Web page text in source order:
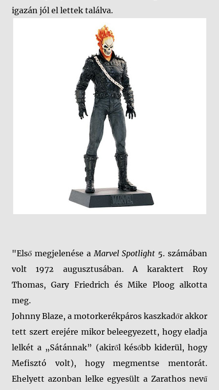
igazán jól el lettek találva.
"Első megjelenése aMarvel Spotlight 5. számában
volt 1972 augusztusában. A karaktert Roy
Thomas, Gary Friedrich és Mike Ploog alkotta
meg.
Johnny Blaze, a motorkerékpáros kaszkadőr akkor
tett szert erejére mikor beleegyezett, hogy eladja
lelkét a „Sátánnak” (akiről később kiderül, hogy
Mefisztó volt), hogy megmentse mentorát.
Ehelyett azonban lelke egyesült a Zarathos nevű